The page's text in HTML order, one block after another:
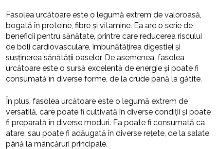
Fasolea urcătoare este o legumă extrem de valoroasă,
bogată în proteine, fibre și vitamine. Ea are o serie de
beneficii pentru sănătate, printre care reducerea riscului
de boli cardiovasculare, îmbunătățirea digestiei și
susținerea sănătății oaselor. De asemenea, fasolea
urcătoare este o sursă excelentă de energie și poate fi
consumată în diverse forme, de la crude până la gătite.
În plus, fasolea urcătoare este o legumă extrem de
versatilă, care poate fi cultivată în diverse condiții și poate
fi preparată în diverse moduri. Ea poate fi consumată ca
atare, sau poate fi adăugată în diverse rețete, de la salate
până la mâncăruri principale.